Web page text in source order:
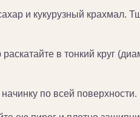
и кукурузный
раскатайте в тонкий круг
по всей поверхности.